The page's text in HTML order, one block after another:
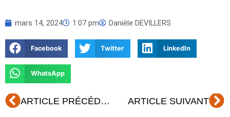
mars 14, 2024 1:07 pm Danièle DEVILLERS
Facebook Twitter LinkedIn
WhatsApp
Précédent ARTICLE PRÉCÉDENT ARTICLE SUIVANT